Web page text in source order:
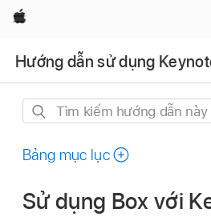
Apple
Hướng dẫn sử dụng
Tìm
hướng
này
Bảng mục lục
Sử dụng Box với